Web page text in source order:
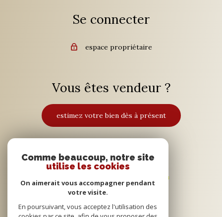
Se connecter
espace propriétaire
Vous êtes vendeur ?
estimez votre bien dès à présent
Adhérents
Comme beaucoup, notre site
utilise les cookies
On aimerait vous accompagner pendant
votre visite.
En poursuivant, vous acceptez l'utilisation des